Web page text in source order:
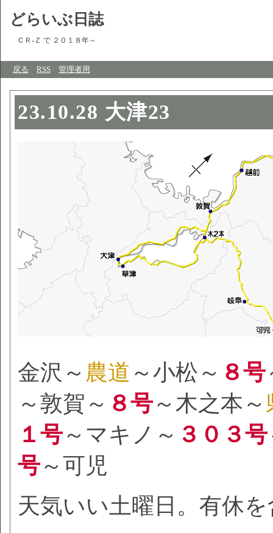
どらいぶ日誌
ＣＲ-Ｚ で ２０１８年～
戻る RSS 管理者用
23.10.28 大津23
金沢～ 農道 ～小松～ ８号
～敦賀～ ８号～木之本～
１号～マキノ～ ３０３号
号～可児
天気いい土曜日。有休